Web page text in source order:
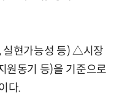
실현가능성 등) △시장
원동기 등)을 기준으로
다.